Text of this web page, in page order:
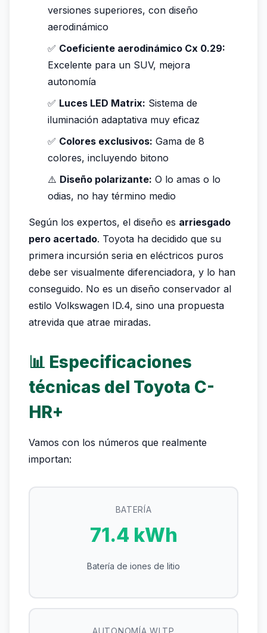
versiones superiores, con diseño
aerodinámico
✅ Coeficiente aerodinámico Cx 0.29:
Excelente para un SUV, mejora
autonomía
✅ Luces LED Matrix: Sistema de
iluminación adaptativa muy eficaz
✅ Colores exclusivos: Gama de 8
colores, incluyendo bitono
⚠️ Diseño polarizante: O lo amas o lo
odias, no hay término medio
Según los expertos, el diseño es arriesgado
pero acertado. Toyota ha decidido que su
primera incursión seria en eléctricos puros
debe ser visualmente diferenciadora, y lo han
conseguido. No es un diseño conservador al
estilo Volkswagen ID.4, sino una propuesta
atrevida que atrae miradas.
📊 Especificaciones
técnicas del Toyota C-
HR+
Vamos con los números que realmente
importan:
BATERÍA
71.4 kWh
Batería de iones de litio
AUTONOMÍA WLTP